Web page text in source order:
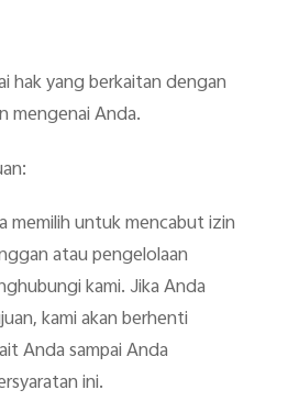
hak yang berkaitan dengan
mengenai Anda.
memilih untuk mencabut izin
atau pengelolaan
kami. Jika Anda
kami akan berhenti
Anda sampai Anda
ini.